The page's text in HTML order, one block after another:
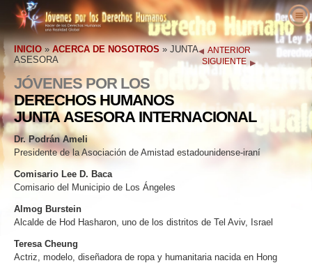
Acerca de Nosotros
¿Qué es Jóvenes por los Derechos
Humanos?
Nuestro Propósito
Historia de Jóvenes por los Derechos
Humanos
Personal Ejecutivo
Junta Asesora
Colaboradores de Jóvenes por los Derechos
Humanos Internacional
Proclamaciones y Reconocimientos
¿Qué son los Derechos Humanos?
Derechos Humanos Definidos
Los Antecedentes de los Derechos
Humanos
Declaración Universal de los Derechos
Humanos
Educadores
Bienvenidos
Detalles del Paquete Educativo
Resultados de Educadores
Plan de Estudios de los Derechos Humanos
Implementación del Programa
Actúa
Involúcrate
Petición
Afiliaciones y Donaciones
Competencias
Voces a Favor de los Derechos
Humanos
Defensores de los Derechos Humanos
Organizaciones de Derechos Humanos
Abusos de los Derechos Humanos
Noticias
Haz Tu Pedido
Contacto
INICIO» ACERCA DE NOSOTROS » JUNTA
ASESORA
ANTERIOR
SIGUIENTE
JÓVENES POR LOS
DERECHOS HUMANOS
JUNTA ASESORA INTERNACIONAL
Dr. Podrán Ameli
Presidente de la Asociación de Amistad estadounidense-iraní
Comisario Lee D. Baca
Comisario del Municipio de Los Ángeles
Almog Burstein
Alcalde de Hod Hasharon, uno de los distritos de Tel Aviv, Israel
Teresa Cheung
Actriz, modelo, diseñadora de ropa y humanitaria nacida en Hong